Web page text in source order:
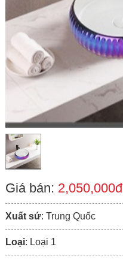
Giá bán: 2,050,000đ
Xuất sứ: Trung Quốc
Loại: Loại 1